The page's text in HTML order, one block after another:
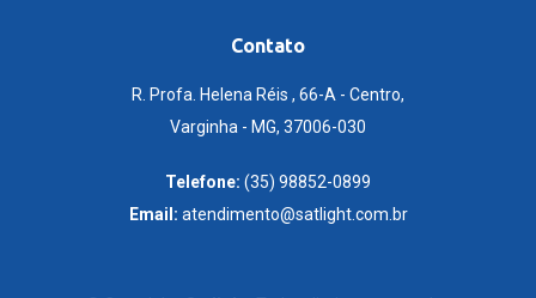
Contato
R. Profa. Helena Réis , 66-A - Centro,
Varginha - MG, 37006-030
Telefone: (35) 98852-0899
Email: atendimento@satlight.com.br